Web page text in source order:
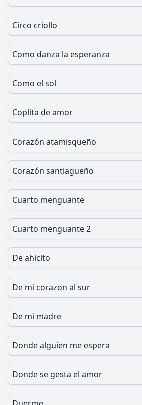
Circo criollo
Como danza la esperanza
Como el sol
Coplita de amor
Corazón atamisqueño
Corazón santiagueño
Cuarto menguante
Cuarto menguante 2
De ahicito
De mi corazon al sur
De mi madre
Donde alguien me espera
Donde se gesta el amor